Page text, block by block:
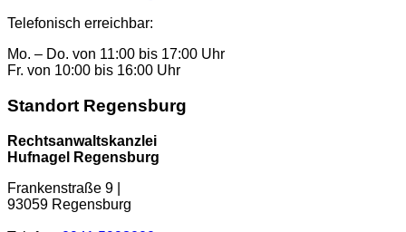
Telefonisch erreichbar:
Mo. – Do. von 11:00 bis 17:00 Uhr
Fr. von 10:00 bis 16:00 Uhr
Standort Regensburg
Rechtsanwaltskanzlei
Hufnagel Regensburg
Frankenstraße 9 |
93059 Regensburg